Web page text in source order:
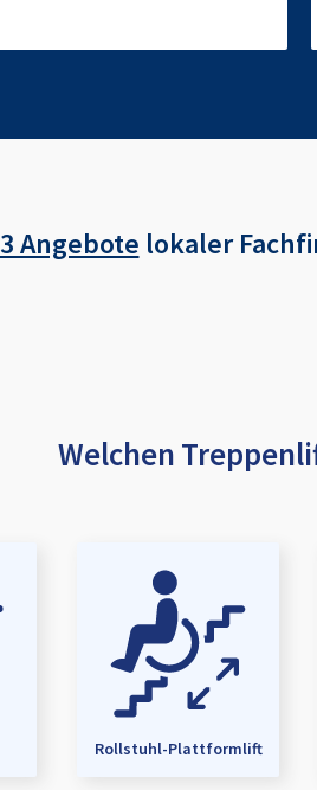
3 Angebote lokaler
Welchen
Rollstuhl-Plattformlift